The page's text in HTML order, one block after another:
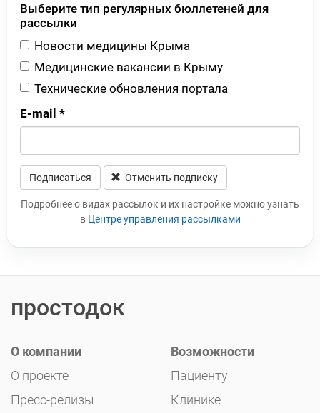
Выберите тип регулярных бюллетеней для
рассылки
Новости медицины Крыма
Медицинские вакансии в Крыму
Технические обновления портала
E-mail *
Подписаться Отменить подписку
Leave this field blank
Подробнее о видах рассылок и их настройке можно узнать
в Центре управления рассылками
простодок
О компании
О проекте
Пресс-релизы
Возможности
Пациенту
Клинике